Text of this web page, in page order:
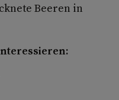
Beeren in